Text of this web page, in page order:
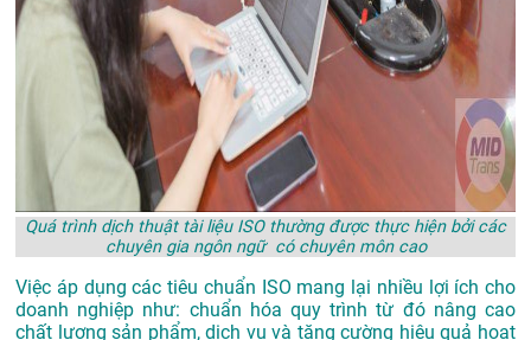
Quá trình dịch thuật tài liệu ISO thường được thực hiện bởi các
chuyên gia ngôn ngữ có chuyên môn cao
Việc áp dụng các tiêu chuẩn ISO mang lại nhiều lợi ích cho
doanh nghiệp như: chuẩn hóa quy trình từ đó nâng cao
chất lượng sản phẩm, dịch vụ và tăng cường hiệu quả hoạt